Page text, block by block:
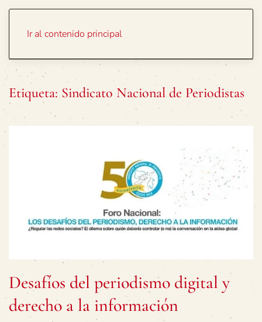
Ir al contenido principal
Etiqueta: Sindicato Nacional de Periodistas
Desafíos del periodismo digital y
derecho a la información